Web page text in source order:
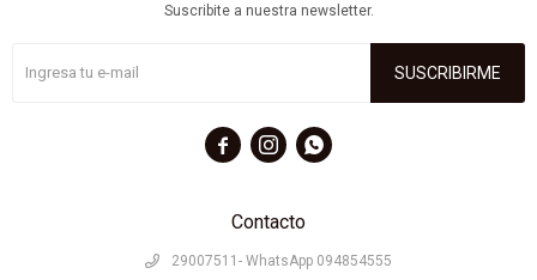
Contacto
29007511- WhatsApp 094854555
Suscribite a nuestra newsletter.
SUSCRIBIRME
  